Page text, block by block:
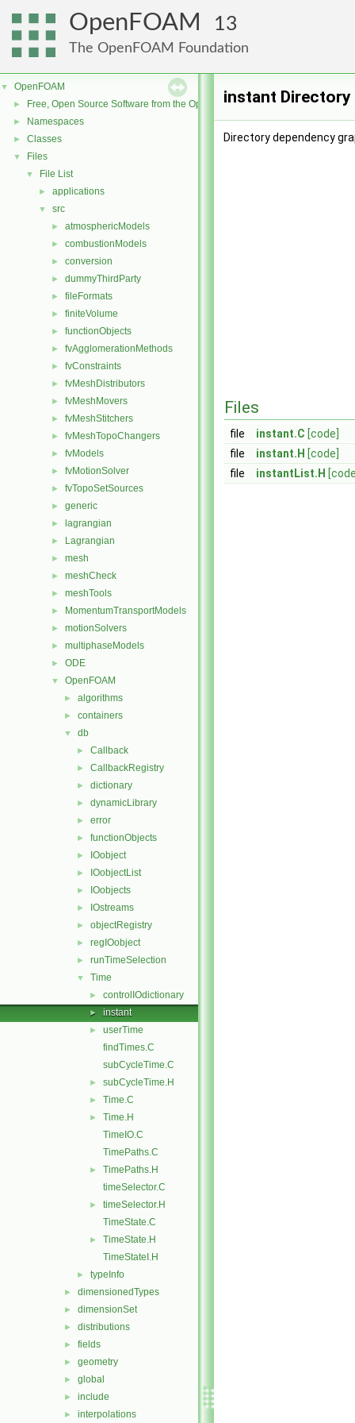
OpenFOAM 13
The OpenFOAM Foundation
▼ OpenFOAM
► Free, Open Source Software from the OpenFOAM Foundation
► Namespaces
► Classes
▼ Files
▼ File List
► applications
▼ src
► atmosphericModels
► combustionModels
► conversion
► dummyThirdParty
► fileFormats
► finiteVolume
► functionObjects
► fvAgglomerationMethods
► fvConstraints
► fvMeshDistributors
► fvMeshMovers
► fvMeshStitchers
► fvMeshTopoChangers
► fvModels
► fvMotionSolver
► fvTopoSetSources
► generic
► lagrangian
► Lagrangian
► mesh
► meshCheck
► meshTools
► MomentumTransportModels
► motionSolvers
► multiphaseModels
► ODE
▼ OpenFOAM
► algorithms
► containers
▼ db
► Callback
► CallbackRegistry
► dictionary
► dynamicLibrary
► error
► functionObjects
► IOobject
► IOobjectList
► IOobjects
► IOstreams
► objectRegistry
► regIOobject
► runTimeSelection
▼ Time
► controlIOdictionary
► instant
►
userTime
findTimes.C
subCycleTime.C
► subCycleTime.H
► Time.C
►
Time.H
TimeIO.C
TimePaths.C
►
TimePaths.H
timeSelector.C
►
timeSelector.H
TimeState.C
►
TimeState.H
TimeStateI.H
► typeInfo
► dimensionedTypes
► dimensionSet
► distributions
► fields
► geometry
► global
► include
► interpolations
instant Directory
Directory dependency
Files
file instant.C [code]
file
instant.H [code]
file
instantList.H